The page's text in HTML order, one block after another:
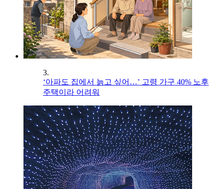
3.
‘아파도 집에서 늙고 싶어…’ 고령 가구 40% 노후
주택이라 어려워